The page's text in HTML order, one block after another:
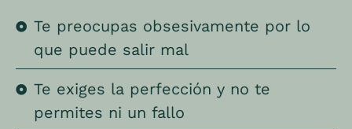
Te preocupas obsesivamente por lo
que puede salir mal
Te exiges la perfección y no te
permites ni un fallo